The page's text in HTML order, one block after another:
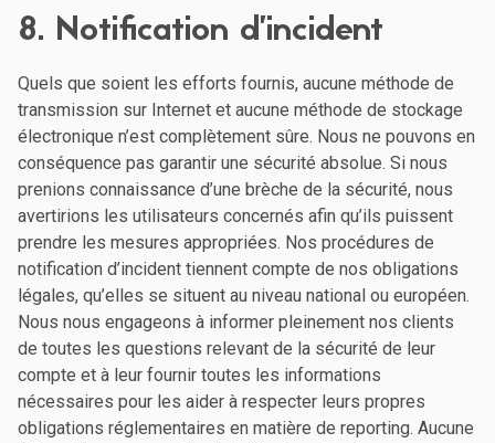
8. Notification d’incident
Quels que soient les efforts fournis, aucune méthode de
transmission sur Internet et aucune méthode de stockage
électronique n’est complètement sûre. Nous ne pouvons en
conséquence pas garantir une sécurité absolue. Si nous
prenions connaissance d’une brèche de la sécurité, nous
avertirions les utilisateurs concernés afin qu’ils puissent
prendre les mesures appropriées. Nos procédures de
notification d’incident tiennent compte de nos obligations
légales, qu’elles se situent au niveau national ou européen.
Nous nous engageons à informer pleinement nos clients
de toutes les questions relevant de la sécurité de leur
compte et à leur fournir toutes les informations
nécessaires pour les aider à respecter leurs propres
obligations réglementaires en matière de reporting. Aucune